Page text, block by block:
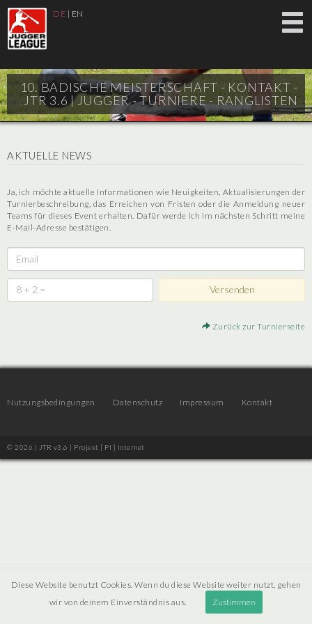
DE | EN
10. BADISCHE MEISTERSCHAFT - KONTAKT -
JTR 3.6 |JUGGER - TURNIERE - RANGLISTEN
AKTUELLE NEWS
Ja, ich möchte aktuelle Informationen wie Neuigkeiten, Aktualisierungen der
Turnierbeschreibung, das Erreichen von Fristen oder die Anmeldung neuer
Teams für dieses Event erhalten. Dafür werde ich im nächsten Schritt meine
E-Mail-Adresse bestätigen.
Zurück zur Turnierseite
Nutzungsbedingungen Datenschutz Impressum Kontakt
© 2026 | JTR v3.6 | Projekt [ PI ] Internet
Diese Website benutzt Cookies. Wenn du diese Website weiter nutzt, gehen
wir von deinem Einverständnis aus.
Zustimmen